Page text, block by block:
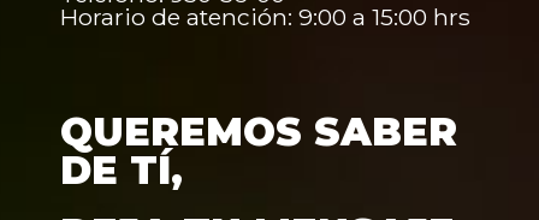
Horario de atención: 9:00 a 15:00 hrs
QUEREMOS SABER
DE TÍ,